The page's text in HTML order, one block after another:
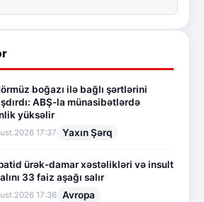
boğazı ilə bağlı şərtlərini
ABŞ-la münasibətlərdə
yüksəlir
17:37 Yaxın Şərq
ürək-damar xəstəlikləri və insult
33 faiz aşağı salır
17:36 Avropa